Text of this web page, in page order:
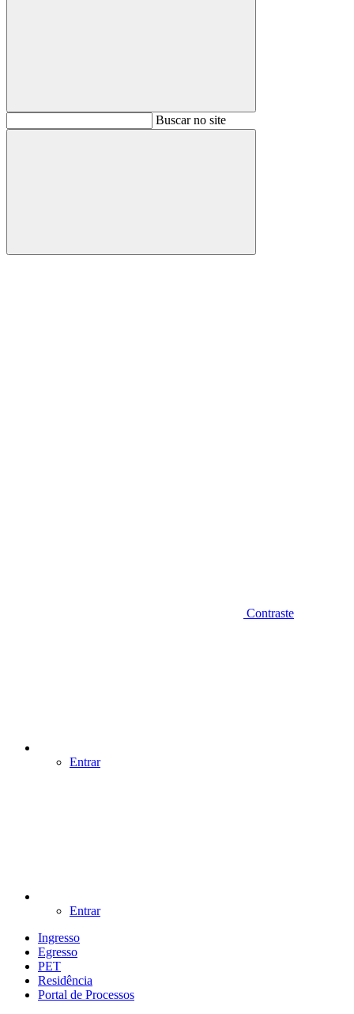
BuscarBuscar no site
Buscar
Contraste
Entrar
Entrar
Ingresso
Egresso
PET
Residência
Portal de Processos